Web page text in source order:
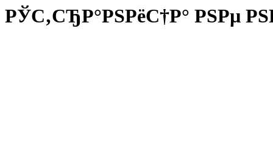
РЎС‚СЂР°РЅРёС†Р° РЅРµ